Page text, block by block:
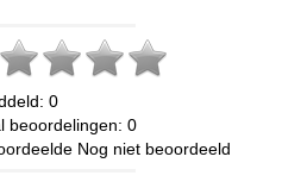
0
beoordelingen: 0
Nog niet beoordeeld